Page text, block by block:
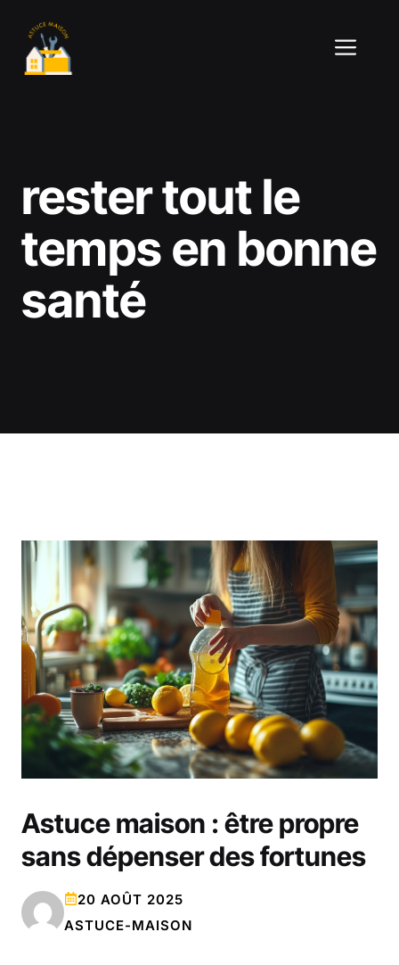
contenu
rester tout le
temps en bonne
santé
Astuce maison : être propre
sans dépenser des fortunes
20 AOÛT 2025
ASTUCE-MAISON